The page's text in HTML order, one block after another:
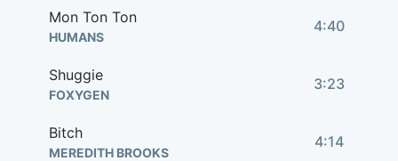
Mon Ton Ton
HUMANS
4:40
Shuggie
FOXYGEN
3:23
Bitch
MEREDITH BROOKS
4:14